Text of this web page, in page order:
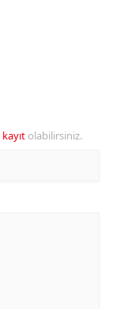
kayıt olabilirsiniz.